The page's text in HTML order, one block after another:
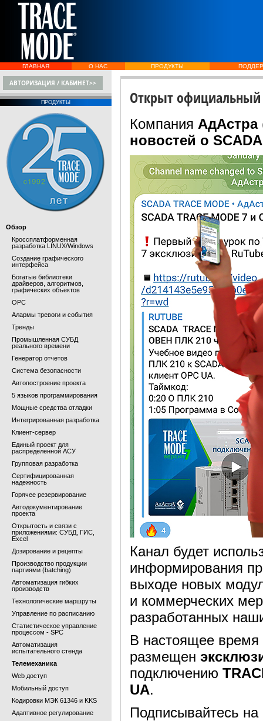
ГЛАВНАЯ О НАС ПРОДУКТЫ
АВТОРИЗАЦИЯ / КАБИНЕТ>>
ПРОДУКТЫ
Обзор
Кроссплатформенная
разработка LINUX/Windows
Создание графического
интерфейса
Богатые библиотеки
драйверов, алгоритмов,
графических объектов
OPC
Алармы тревоги и события
Тренды
Промышленная СУБД
реального времени
Генератор отчетов
Система безопасности
Автопостроение проекта
5 языков программирования
Мощные средства отладки
Интегрированная разработка
Клиент-сервер
Единый проект для
распределенной АСУ
Групповая разработка
Сертифицированная
надежность
Горячее резервирование
Автодокументирование
проекта
Открытость и связи с
приложениями: СУБД, ГИС,
Excel
Дозирование и рецепты
Производство продукции
партиями (batching)
Автоматизация гибких
производств
Технологические маршруты
Управление по расписанию
Статистическое управление
процессом - SPC
Автоматизация
испытательного стенда
Телемеханика
Web доступ
Мобильный доступ
Кодировки МЭК 61346 и KKS
Адаптивное регулирование
Открыт официальный
Компания АдАстра
новостей о
Канал будет
информирования
выходе новых
и коммерческих
разработанных
В настоящее
размещен
подключению
UA.
Подписывайтесь